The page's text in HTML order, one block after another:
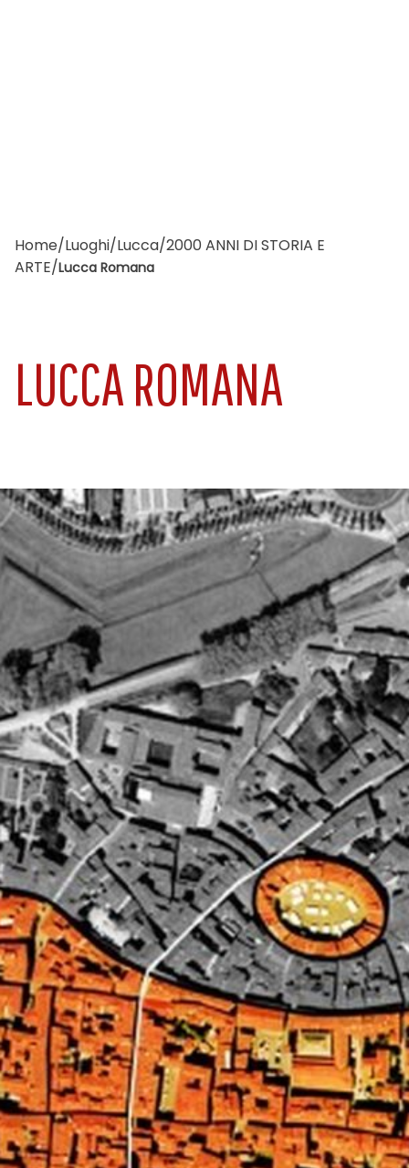
Home/Luoghi/Lucca/2000 ANNI DI STORIA E
ARTE/Lucca Romana
LUCCA ROMANA